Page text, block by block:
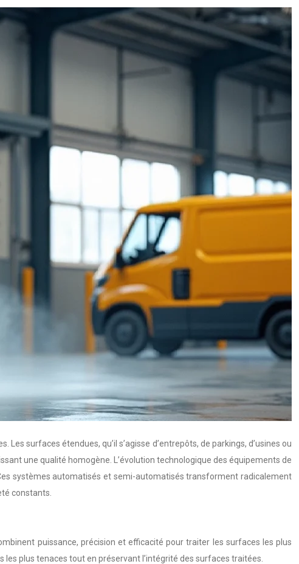
surfaces étendues, qu’il s’agisse d’entrepôts, de parkings, d’usines ou
une qualité homogène. L’évolution technologique des équipements de
systèmes automatisés et semi-automatisés transforment radicalement
constants.
puissance, précision et efficacité pour traiter les surfaces les plus
plus tenaces tout en préservant l’intégrité des surfaces traitées.